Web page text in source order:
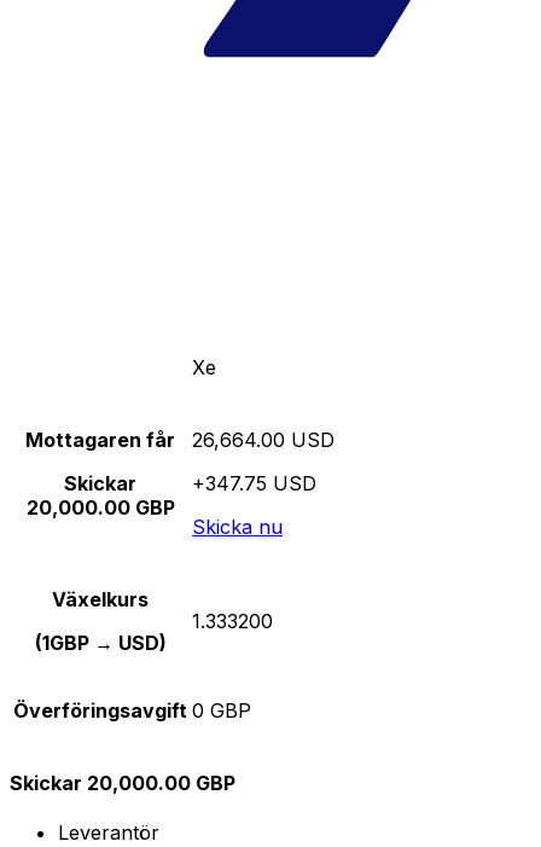
Xe
Mottagaren får
Skickar
20,000.00 GBP
26,664.00 USD
+347.75 USD
Skicka nu
Växelkurs
(1GBP → USD)
1.333200
Överföringsavgift 0 GBP
Skickar 20,000.00 GBP
Leverantör